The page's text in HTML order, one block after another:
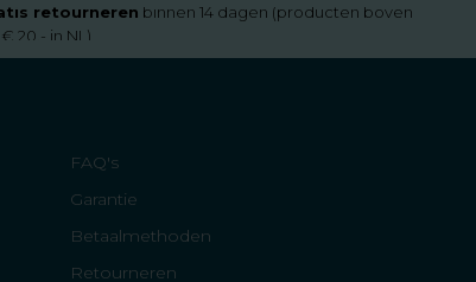
retourneren binnen 14 dagen (producten boven
20,- in NL)
FAQ's
Garantie
Betaalmethoden
Retourneren